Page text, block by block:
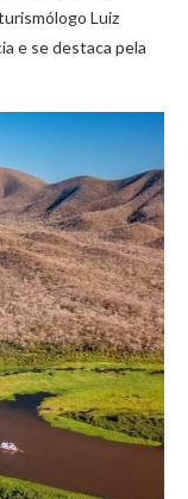
Luiz
e se destaca pela